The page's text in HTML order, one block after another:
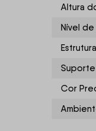
Altura
Nível
Suporte
Cor